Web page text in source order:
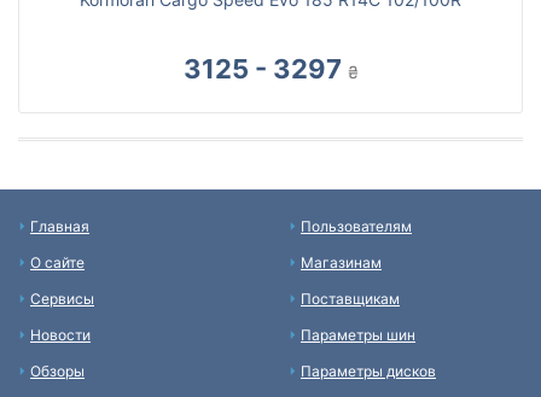
3125 - 3297 ₴
Главная
О сайте
Сервисы
Новости
Обзоры
Пользователям
Магазинам
Поставщикам
Параметры шин
Параметры дисков